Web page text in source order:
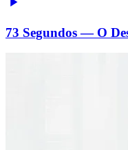
73 Segundos — O